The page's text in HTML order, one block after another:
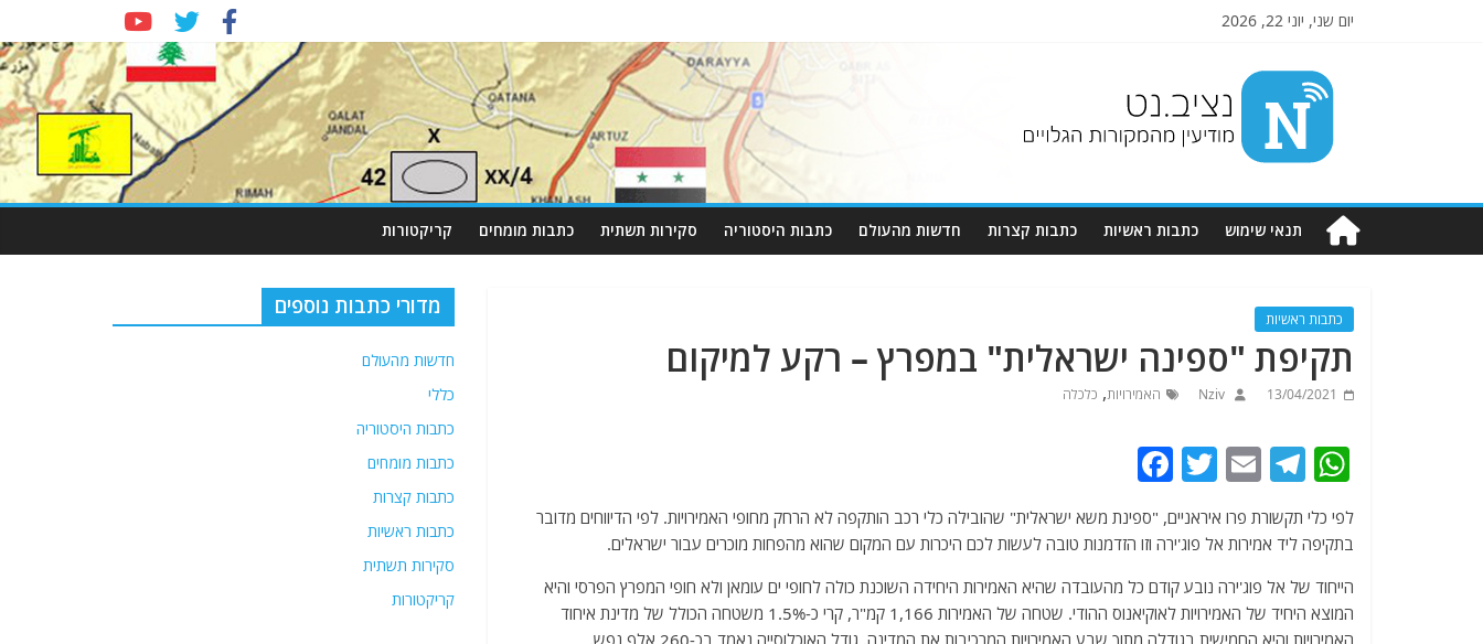
יום שני, יוני 22, 2026
Nziv.net
מודיעין
מהמקורות
תנאי שימוש כתבות ראשיות כתבות קצרות חדשות מהעולם כתבות היסטוריה סקירות תשתית כתבות מומחים קריקטורות
כתבות ראשיות
תקיפת "ספינה ישראלית" במפרץ – רקע למיקום
13/04/2021
Nziv האמירויות, כלכלה
W
h
at
s
A
T
e
g
ra
E
ai
l
T
itt
er
c
e
b
לפי כלי תקשורת פרו איראניים, "ספינת משא ישראלית" שהובילה כלי רכב הותקפה לא הרחק מחופי האמירויות. לפי הדיווחים מדובר
בתקיפה ליד אמירות אל פוג'ירה וזו הזדמנות טובה לעשות לכם היכרות עם המקום שהוא מהפחות מוכרים עבור ישראלים.
הייחוד של אל פוג'ירה נובע קודם כל מהעובדה שהיא האמירות היחידה השוכנת כולה לחופי ים עומאן ולא חופי המפרץ הפרסי והיא
המוצא היחיד של האמירויות לאוקיאנוס ההודי. שטחה של האמירות 1,166 קמ"ר, קרי כ-1.5% משטחה הכולל של מדינת איחוד
האמירויות והיא החמישית בגודלה מתוך שבע האמירויות המרכיבות את המדינה. גודל האוכלוסייה נאמד בכ-260 אלף נפש.
מדורי כתבות נוספים
חדשות מהעולם
כללי
כתבות היסטוריה
כתבות מומחים
כתבות קצרות
כתבות ראשיות
סקירות תשתית
קריקטורות